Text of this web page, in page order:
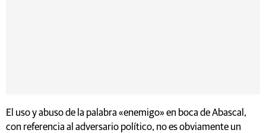
El uso y abuso de la palabra «enemigo» en boca de Abascal,
con referencia al adversario político, no es obviamente un